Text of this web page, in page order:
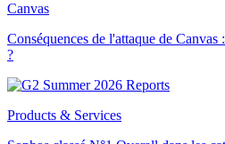
Canvas
Conséquences de l'attaque de
?
Products & Services